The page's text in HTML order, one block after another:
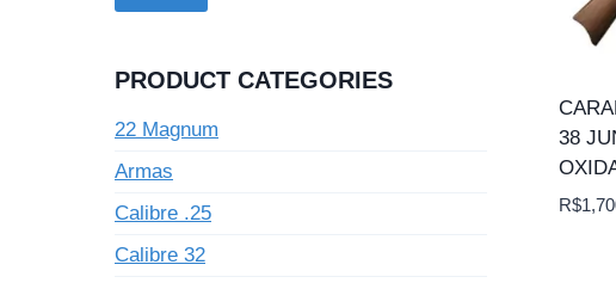
38
R$
PRODUCT CATEGORIES
22 Magnum
Armas
Calibre .25
Calibre 32